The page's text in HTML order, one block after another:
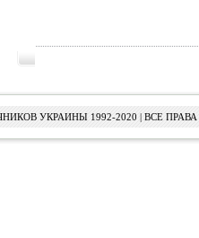
УКРАИНЫ 1992-2020 | ВСЕ